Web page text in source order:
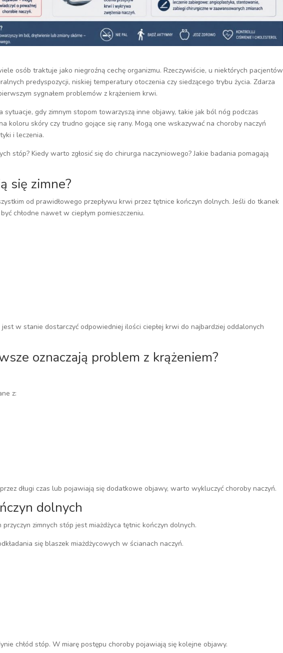
osób traktuje jako niegroźną cechę organizmu. Rzeczywiście, u niektórych pacjentów
predyspozycji, niskiej temperatury otoczenia czy siedzącego trybu życia. Zdarza
sygnałem problemów z krążeniem krwi.
gdy zimnym stopom towarzyszą inne objawy, takie jak ból nóg podczas
koloru skóry czy trudno gojące się rany. Mogą one wskazywać na choroby naczyń
i leczenia.
stóp? Kiedy warto zgłosić się do chirurga naczyniowego? Jakie badania pomagają
się zimne?
od prawidłowego przepływu krwi przez tętnice kończyn dolnych. Jeśli do tkanek
chłodne nawet w ciepłym pomieszczeniu.
w stanie dostarczyć odpowiedniej ilości ciepłej krwi do najbardziej oddalonych
oznaczają problem z krążeniem?
z:
długi czas lub pojawiają się dodatkowe objawy, warto wykluczyć choroby naczyń.
dolnych
przyczyn zimnych stóp jest miażdżyca tętnic kończyn dolnych.
się blaszek miażdżycowych w ścianach naczyń.
chłód stóp. W miarę postępu choroby pojawiają się kolejne objawy.